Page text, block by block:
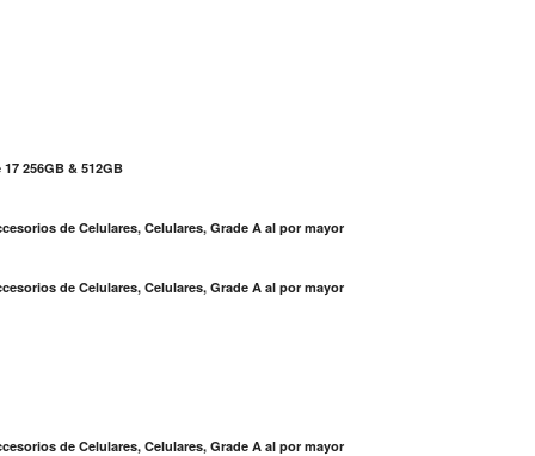
256GB & 512GB
de Celulares, Celulares, Grade A al por mayor
de Celulares, Celulares, Grade A al por mayor
de Celulares, Celulares, Grade A al por mayor